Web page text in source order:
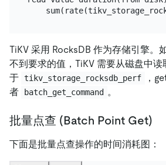
TiKV 采用 RocksDB 作为存储引擎。
不到要求的值，TiKV 需要从磁盘中读
于 tikv_storage_rocksdb_perf ，
者
batch_get_command 。
批量点查 (Batch Point Get)
下面是批量点查操作的时间消耗图：